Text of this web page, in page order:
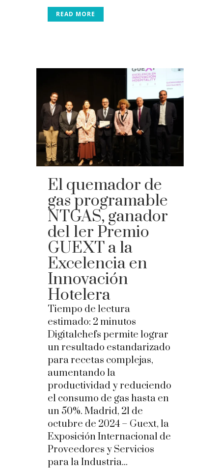
READ MORE
El quemador de
gas programable
NTGAS, ganador
del 1er Premio
GUEXT a la
Excelencia en
Innovación
Hotelera
Tiempo de lectura
estimado: 2 minutos
Digitalchefs permite lograr
un resultado estandarizado
para recetas complejas,
aumentando la
productividad y reduciendo
el consumo de gas hasta en
un 50%. Madrid, 21 de
octubre de 2024 – Guext, la
Exposición Internacional de
Proveedores y Servicios
para la Industria...